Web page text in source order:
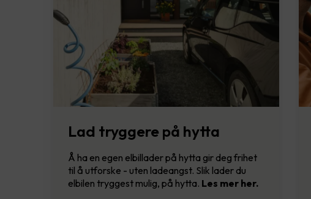
Lad tryggere på hytta
Å ha en egen elbillader på hytta gir deg frihet
til å utforske - uten ladeangst. Slik lader du
elbilen tryggest mulig, på hytta. Les mer her.